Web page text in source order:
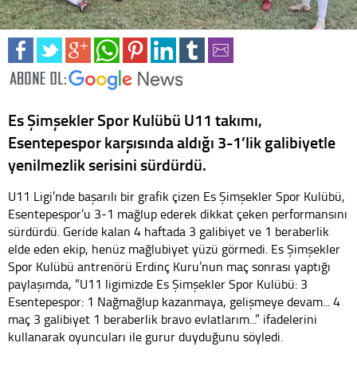
Es Şimşekler Spor Kulübü U11 takımı,
Esentepespor karşısında aldığı 3-1’lik galibiyetle
yenilmezlik serisini sürdürdü.
U11 Ligi’nde başarılı bir grafik çizen Es Şimşekler Spor Kulübü,
Esentepespor’u 3-1 mağlup ederek dikkat çeken performansını
sürdürdü. Geride kalan 4 haftada 3 galibiyet ve 1 beraberlik
elde eden ekip, henüz mağlubiyet yüzü görmedi. Es Şimşekler
Spor Kulübü antrenörü Erdinç Kuru’nun maç sonrası yaptığı
paylaşımda, “U11 ligimizde Es Şimşekler Spor Kulübü: 3
Esentepespor: 1 Nağmağlup kazanmaya, gelişmeye devam... 4
maç 3 galibiyet 1 beraberlik bravo evlatlarım...” ifadelerini
kullanarak oyuncuları ile gurur duyduğunu söyledi.